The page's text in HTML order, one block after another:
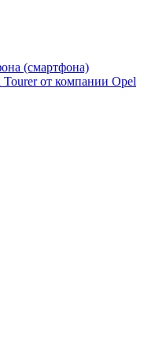
(смартфона)
от компании Opel